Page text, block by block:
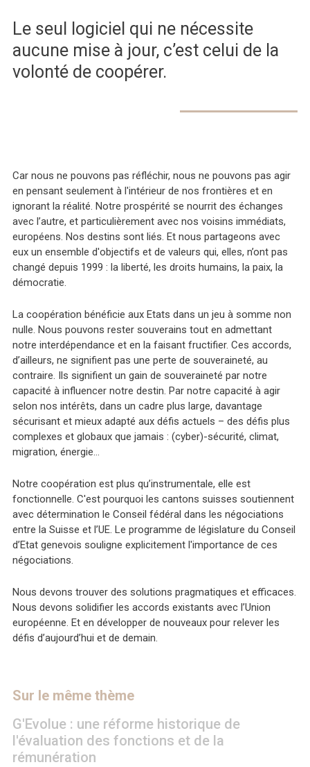
Sur le même thème
G'Evolue : une réforme historique de
l'évaluation des fonctions et de la
rémunération
Le seul logiciel qui ne nécessite
aucune mise à jour, c’est celui de la
volonté de coopérer.
Car nous ne pouvons pas réfléchir, nous ne pouvons pas agir
en pensant seulement à l'intérieur de nos frontières et en
ignorant la réalité. Notre prospérité se nourrit des échanges
avec l’autre, et particulièrement avec nos voisins immédiats,
européens. Nos destins sont liés. Et nous partageons avec
eux un ensemble d'objectifs et de valeurs qui, elles, n’ont pas
changé depuis 1999 : la liberté, les droits humains, la paix, la
démocratie.
La coopération bénéficie aux Etats dans un jeu à somme non
nulle. Nous pouvons rester souverains tout en admettant
notre interdépendance et en la faisant fructifier. Ces accords,
d’ailleurs, ne signifient pas une perte de souveraineté, au
contraire. Ils signifient un gain de souveraineté par notre
capacité à influencer notre destin. Par notre capacité à agir
selon nos intérêts, dans un cadre plus large, davantage
sécurisant et mieux adapté aux défis actuels – des défis plus
complexes et globaux que jamais : (cyber)-sécurité, climat,
migration, énergie…
Notre coopération est plus qu’instrumentale, elle est
fonctionnelle. C'est pourquoi les cantons suisses soutiennent
avec détermination le Conseil fédéral dans les négociations
entre la Suisse et l’UE. Le programme de législature du Conseil
d’Etat genevois souligne explicitement l'importance de ces
négociations.
Nous devons trouver des solutions pragmatiques et efficaces.
Nous devons solidifier les accords existants avec l’Union
européenne. Et en développer de nouveaux pour relever les
défis d’aujourd’hui et de demain.